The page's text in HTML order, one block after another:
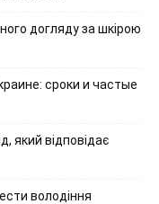
догляду за шкірою
сроки и частые
який відповідає
володіння